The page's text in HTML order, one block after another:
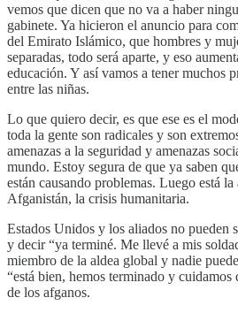
vemos que dicen que no va a haber
gabinete. Ya hicieron el anuncio para
del Emirato Islámico, que hombres y
separadas, todo será aparte, y eso
educación. Y así vamos a tener muchos
entre las niñas.
Lo que quiero decir, es que ese es el
toda la gente son radicales y son
amenazas a la seguridad y amenazas
mundo. Estoy segura de que ya saben
están causando problemas. Luego está
Afganistán, la crisis humanitaria.
Estados Unidos y los aliados no pueden
y decir “ya terminé. Me llevé a mis
miembro de la aldea global y nadie
“está bien, hemos terminado y cuidamos
de los afganos.